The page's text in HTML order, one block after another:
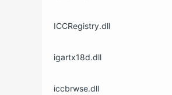
ICCRegistry.dll
igartx18d.dll
iccbrwse.dll